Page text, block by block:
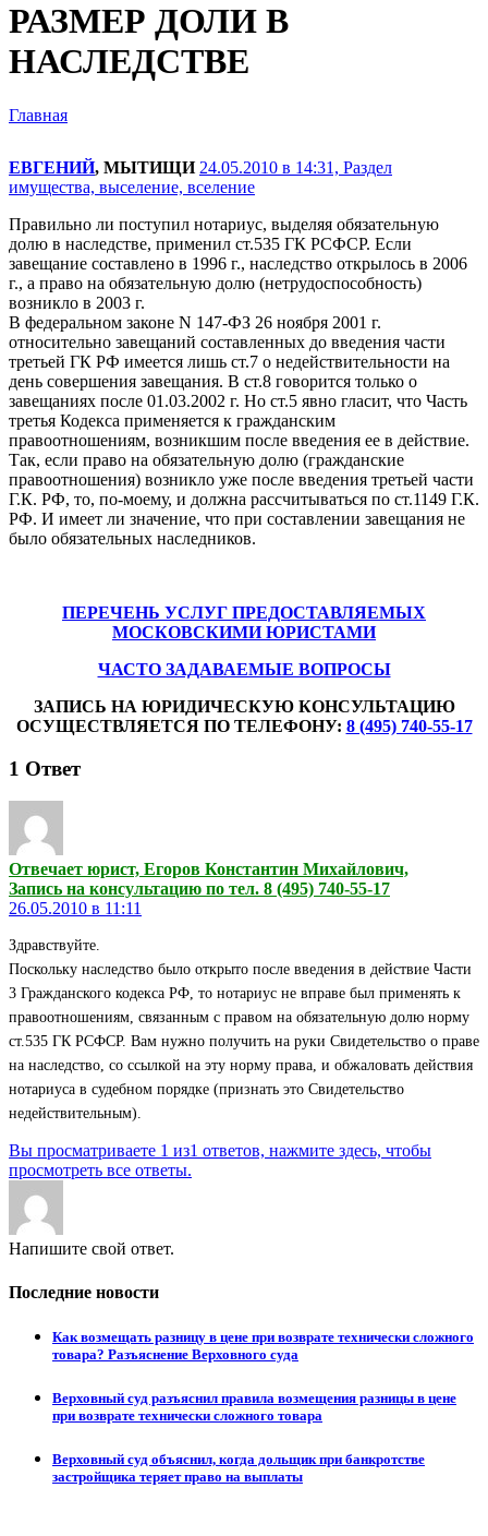
РАЗМЕР ДОЛИ В
НАСЛЕДСТВЕ
Главная
ЕВГЕНИЙ, МЫТИЩИ 24.05.2010 в 14:31, Раздел
имущества, выселение, вселение
Правильно ли поступил нотариус, выделяя обязательную
долю в наследстве, применил ст.535 ГК РСФСР. Если
завещание составлено в 1996 г., наследство открылось в 2006
г., а право на обязательную долю (нетрудоспособность)
возникло в 2003 г.
В федеральном законе N 147-ФЗ 26 ноября 2001 г.
относительно завещаний составленных до введения части
третьей ГК РФ имеется лишь ст.7 о недействительности на
день совершения завещания. В ст.8 говорится только о
завещаниях после 01.03.2002 г. Но ст.5 явно гласит, что Часть
третья Кодекса применяется к гражданским
правоотношениям, возникшим после введения ее в действие.
Так, если право на обязательную долю (гражданские
правоотношения) возникло уже после введения третьей части
Г.К. РФ, то, по-моему, и должна рассчитываться по ст.1149 Г.К.
РФ. И имеет ли значение, что при составлении завещания не
было обязательных наследников.
ПЕРЕЧЕНЬ УСЛУГ ПРЕДОСТАВЛЯЕМЫХ
МОСКОВСКИМИ ЮРИСТАМИ
ЧАСТО ЗАДАВАЕМЫЕ ВОПРОСЫ
ЗАПИСЬ НА ЮРИДИЧЕСКУЮ КОНСУЛЬТАЦИЮ
ОСУЩЕСТВЛЯЕТСЯ ПО ТЕЛЕФОНУ: 8 (495) 740-55-17
1 Ответ
Отвечает юрист, Егоров Константин Михайлович,
Запись на консультацию по тел. 8 (495) 740-55-17
26.05.2010 в 11:11
Здравствуйте.
Поскольку наследство было открыто после введения в действие Части
3 Гражданского кодекса РФ, то нотариус не вправе был применять к
правоотношениям, связанным с правом на обязательную долю норму
ст.535 ГК РСФСР. Вам нужно получить на руки Свидетельство о праве
на наследство, со ссылкой на эту норму права, и обжаловать действия
нотариуса в судебном порядке (признать это Свидетельство
недействительным).
Вы просматриваете 1 из1 ответов, нажмите здесь, чтобы
просмотреть все ответы.
Напишите свой ответ.
Последние новости
Как возмещать разницу в цене при возврате технически сложного
товара? Разъяснение Верховного суда
Верховный суд разъяснил правила возмещения разницы в цене
при возврате технически сложного товара
Верховный суд объяснил, когда дольщик при банкротстве
застройщика теряет право на выплаты